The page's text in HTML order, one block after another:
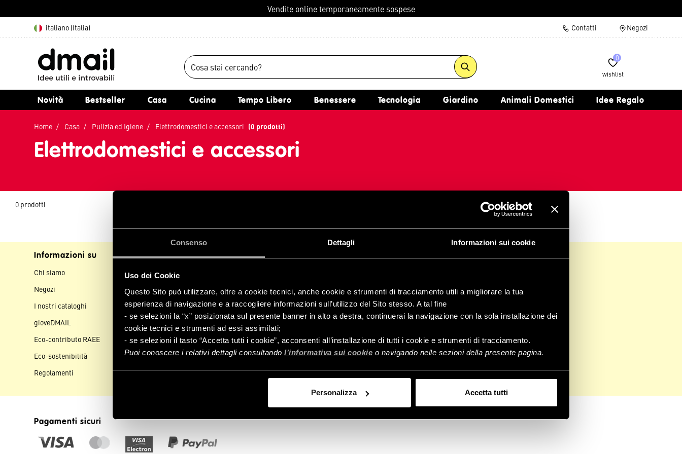
Consenso Dettagli Informazioni sui cookie
Uso dei Cookie
Questo Sito può utilizzare, oltre a cookie tecnici, anche cookie e strumenti di tracciamento utili a migliorare la tua
esperienza di navigazione e a raccogliere informazioni sull’utilizzo del Sito stesso. A tal fine
- se selezioni la “x” posizionata sul presente banner in alto a destra, continuerai la navigazione con la sola installazione dei
cookie tecnici e strumenti ad essi assimilati;
- se selezioni il tasto “Accetta tutti i cookie”, acconsenti all’installazione di tutti i cookie e strumenti di tracciamento.
Puoi conoscere i relativi dettagli consultando l’informativa sui cookie o navigando nelle sezioni della presente pagina.
Personalizza Accetta tutti
Vendite online temporaneamente sospese
italiano (Italia) Contatti Negozi
wishlist
0
Novità Bestseller Casa Cucina Tempo Libero Benessere Tecnologia Giardino Animali Domestici Idee Regalo
Home Casa Pulizia ed Igiene Elettrodomestici e accessori (0 prodotti)
Elettrodomestici e accessori
0 prodotti
Informazioni su
Chi siamo
Negozi
I nostri cataloghi
gioveDMAIL
Eco-contributo RAEE
Eco-sostenibilità
Regolamenti
Assistenza clienti
Contattaci
Spedizioni
Pagamenti
Aiuto e FAQ
ordine
Pagamenti sicuri